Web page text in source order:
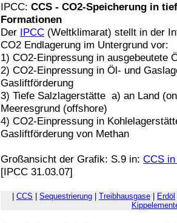
IPCC: CCS - CO2-Speicherung in
Formationen
Der IPCC (Weltklimarat) stellt in der
CO2 Endlagerung im Untergrund vor:
1) CO2-Einpressung in ausgebeutete
2) CO2-Einpressung in Öl- und
Gasliftförderung
3) Tiefe Salzlagerstätte a) an Land
Meeresgrund (offshore)
4) CO2-Einpressung in
Gasliftförderung von Methan
Großansicht der Grafik: S.9 in: CCS
[IPCC 31.03.07]
CCS Sequestrierung Treibhausgase Erdöl